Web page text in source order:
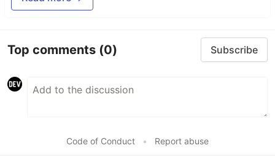
Top comments (0) Subscribe
Code of Conduct • Report abuse